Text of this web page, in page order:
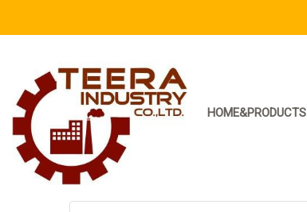
HOME&PRODUCTS